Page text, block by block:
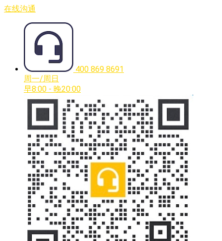
在线沟通
400 869 8691
周一/周日
早8:00 - 晚20:00